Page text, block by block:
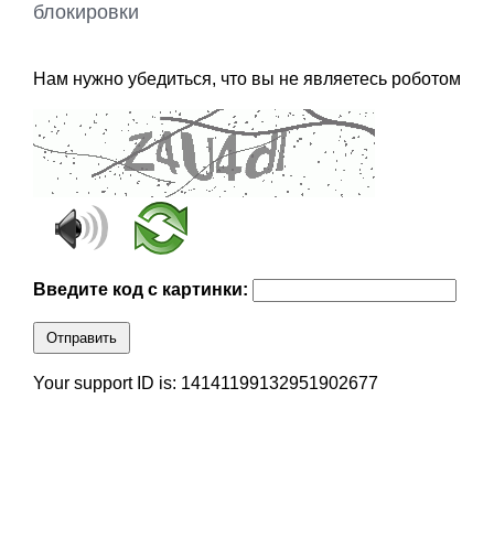
блокировки
Нам нужно убедиться, что вы не являетесь роботом
Введите код с картинки:
Отправить
Your support ID is: 14141199132951902677